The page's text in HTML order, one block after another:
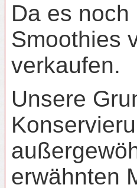
Da es
Smoothies
verkaufen.
Unsere
erwähnten